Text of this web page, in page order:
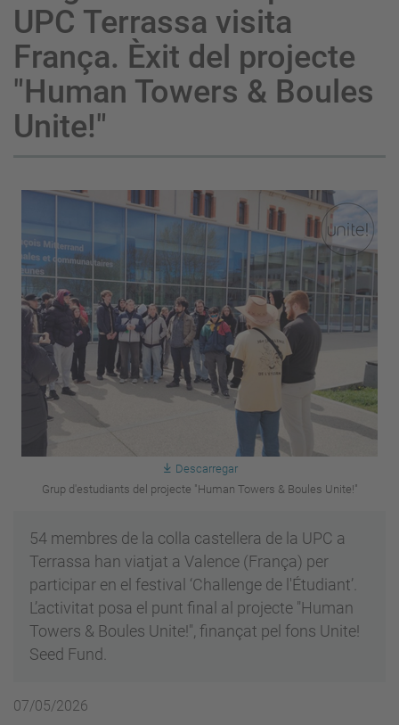
UPC Terrassa visita
França. Èxit del projecte
"Human Towers & Boules
Unite!"
Descarregar
Grup d'estudiants del projecte "Human Towers & Boules Unite!"
54 membres de la colla castellera de la UPC a
Terrassa han viatjat a Valence (França) per
participar en el festival ‘Challenge de l'Étudiant’.
L’activitat posa el punt final al projecte "Human
Towers & Boules Unite!", finançat pel fons Unite!
Seed Fund.
07/05/2026